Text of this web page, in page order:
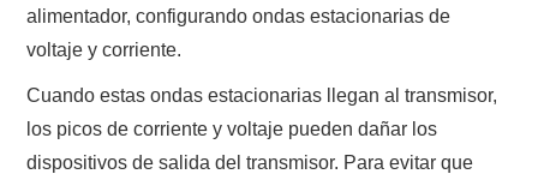
alimentador, configurando ondas estacionarias de
voltaje y corriente.
Cuando estas ondas estacionarias llegan al transmisor,
los picos de corriente y voltaje pueden dañar los
dispositivos de salida del transmisor. Para evitar que